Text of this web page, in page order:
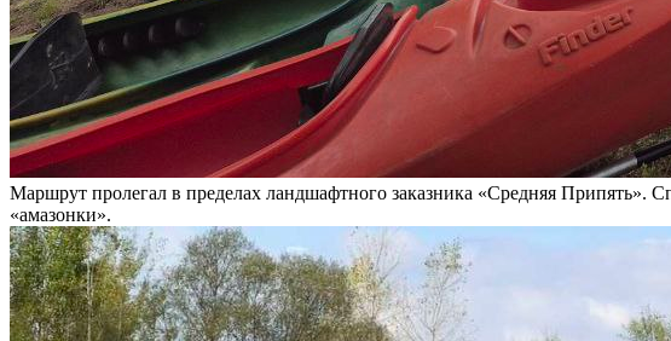
Маршрут пролегал в пределах ландшафтного заказника «Средняя Припять».
«амазонки».